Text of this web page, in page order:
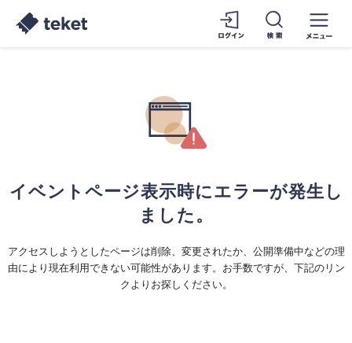
イベントページ表示時にエラーが発生し
ました。
アクセスしようとしたページは削除、変更されたか、公開準備中などの理
由により現在利用できない可能性があります。お手数ですが、下記のリン
クよりお探しください。